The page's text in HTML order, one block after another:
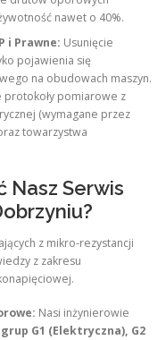
nawet o 40%.
i Prawne: Usunięcie
pojawienia się
na obudowach maszyn.
protokoły pomiarowe z
(wymagane przez
towarzystwa
Nasz Serwis
z mikro-rezystancji
z zakresu
Nasi inżynierowie
grup G1 (Elektryczna), G2